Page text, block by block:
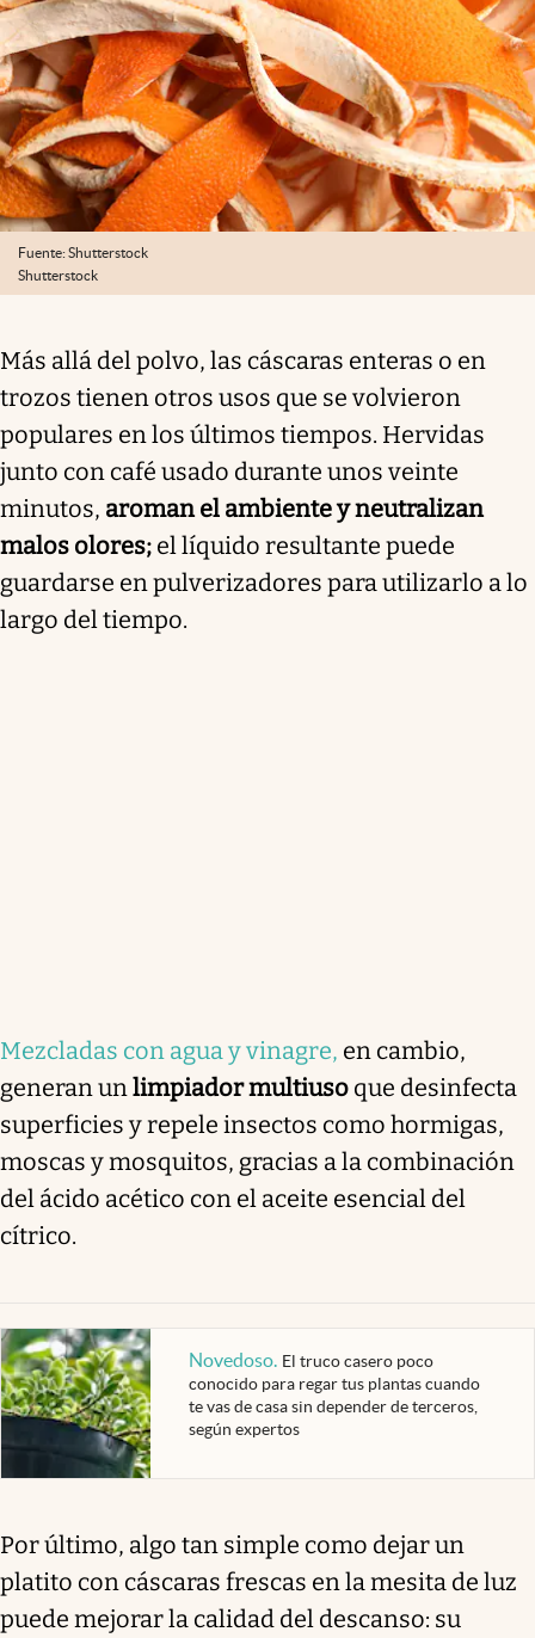
Fuente: Shutterstock
Shutterstock
Más allá del polvo, las cáscaras enteras o en
trozos tienen otros usos que se volvieron
populares en los últimos tiempos. Hervidas
junto con café usado durante unos veinte
minutos, aroman el ambiente y neutralizan
malos olores; el líquido resultante puede
guardarse en pulverizadores para utilizarlo a lo
largo del tiempo.
Mezcladas con agua y vinagre, en cambio,
generan unlimpiador multiuso que desinfecta
superficies y repele insectos como hormigas,
moscas y mosquitos, gracias a la combinación
del ácido acético con el aceite esencial del
cítrico.
Novedoso. El truco casero poco
conocido para regar tus plantas cuando
te vas de casa sin depender de terceros,
según expertos
Por último, algo tan simple como dejar un
platito con cáscaras frescas en la mesita de luz
puede mejorar la calidad del descanso: su